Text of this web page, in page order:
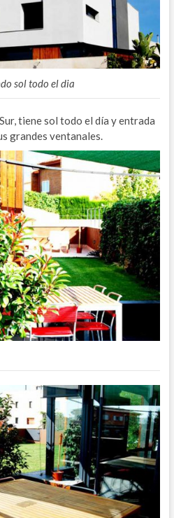
sol todo el dia
tiene sol todo el día y entrada
grandes ventanales.